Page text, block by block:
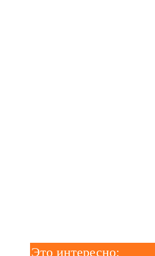
Это интересно: